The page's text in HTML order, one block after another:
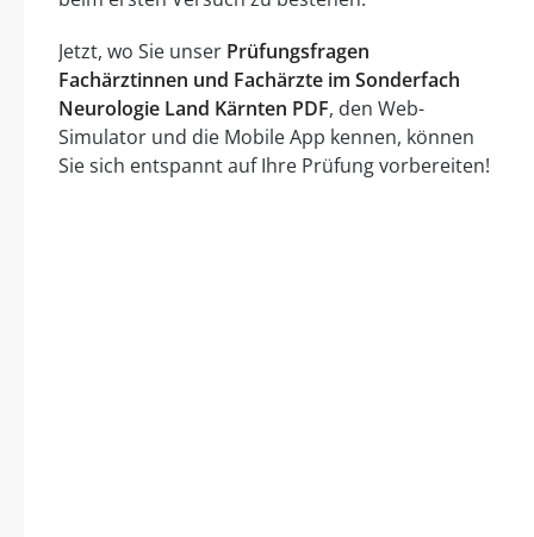
Jetzt, wo Sie unser Prüfungsfragen
Fachärztinnen und Fachärzte im Sonderfach
Neurologie Land Kärnten PDF, den Web-
Simulator und die Mobile App kennen, können
Sie sich entspannt auf Ihre Prüfung vorbereiten!